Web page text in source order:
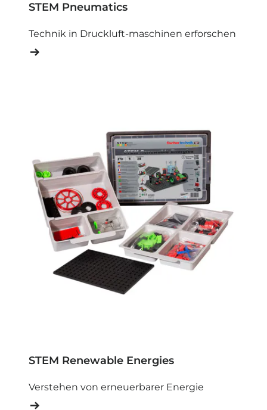
STEM Pneumatics
Technik in Druckluft-maschinen erforschen
STEM Renewable Energies
Verstehen von erneuerbarer Energie